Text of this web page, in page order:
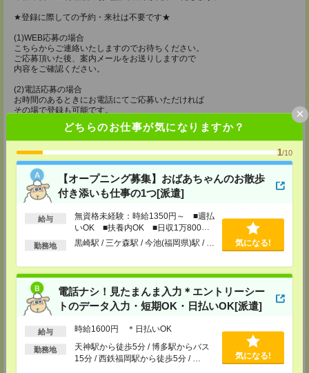
どちらのお仕事が気になりますか？
1/10
【オープニング募集】おばあちゃんのお散歩
付き添いも仕事の1つ[派遣]
給与
無資格未経験：時給1350円～ ■週払
いOK ■扶養内OK ■日収1万800円
以上
勤務地 黒崎駅 / 三ケ森駅 / 今池(福岡県)駅 / … 気になる!
電話ナシ！見たまんま入力＊エントリーシー
トのデータ入力・短期OK・日払いOK[派遣]
給与 時給1600円 ＊日払いOK
勤務地
天神駅から徒歩5分 / 博多駅からバス
15分 / 西鉄福岡駅から徒歩5分 / …
気になる!
×
★登録に際しての予約・来社は不要です★
(1)WEB応募の場合
こちらからご連絡いたしますのでお待ちください。
ご応募頂いた後、案内メールをお送りしますので
内容をご確認ください。
(2)電話応募の場合
お時間のあるときにお電話にてご応募いただければ
その場で登録も可能です。
【電話登録】
弊社HPよりマイページ作成をお願いします
電話での登録の際に、マイページ作成をいただいた旨をお伝えください。
所要時間
【電話登録】30分程度
・経験やご希望などをインタビュー
・お仕事のご紹介など
ケアサービス鹿児島支店
〒892-0846
鹿児島市加治屋町 15-9 大同生命鹿児島ビル 9F
TEL：099-239-1070
ケアサービス福岡支店
〒812-0024 福岡県福岡市博多区綱場町4-11 パシフィックコート博